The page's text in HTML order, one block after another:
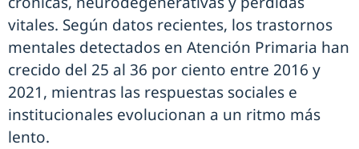
vitales. Según datos recientes, los trastornos
mentales detectados en Atención Primaria han
crecido del 25 al 36 por ciento entre 2016 y
2021, mientras las respuestas sociales e
institucionales evolucionan a un ritmo más
lento.